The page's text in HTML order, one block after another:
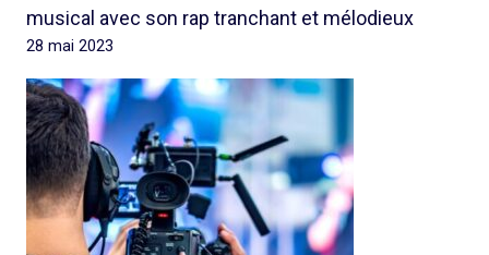
musical avec son rap tranchant et mélodieux
28 mai 2023